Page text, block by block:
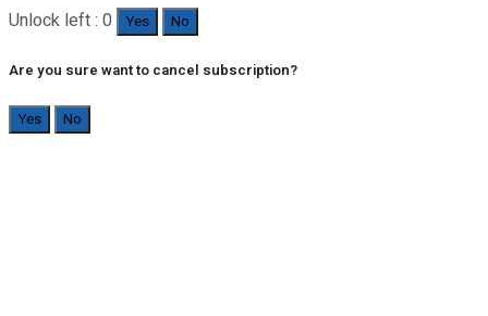
Unlock left : 0 Yes No
Are you sure want to cancel subscription?
Yes No